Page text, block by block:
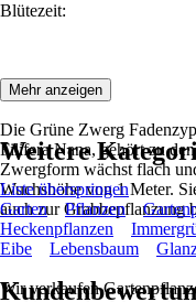
Blütezeit:
Beschreibung:
Die Grüne Zwerg
Filifera Nana, gehört zu
Zwergform wächst flach
Wuchshöhe von 1 Meter.
auch zur Grabbepflanzung
Wir verkaufen
Mehr anzeigen
Weitere
Liste überspringen
Garten
Pflanzen
Heckenpflanzen
Eibe
Lebensbaum